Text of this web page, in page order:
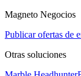
Magneto Negocios
Publicar ofertas de
Otras soluciones